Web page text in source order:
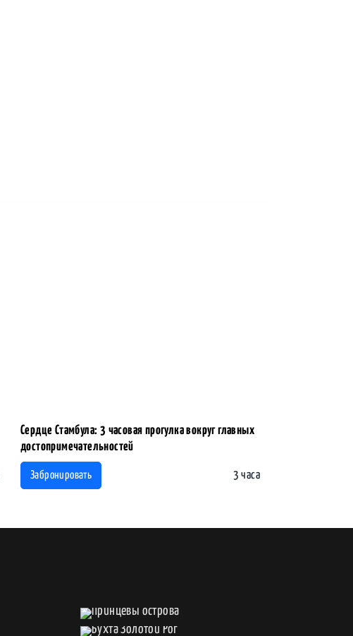
Сердце Стамбула: 3 часовая прогулка вокруг главных
достопримечательностей
Забронировать 3 часа